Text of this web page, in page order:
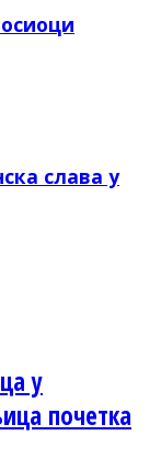
слава у
у
почетка